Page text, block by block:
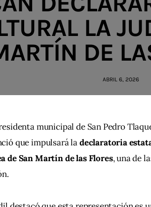
LA
DE
ABRIL 6, 2026
municipal de San Pedro
que impulsará la declaratoria
de San Martín de las Flores, una de